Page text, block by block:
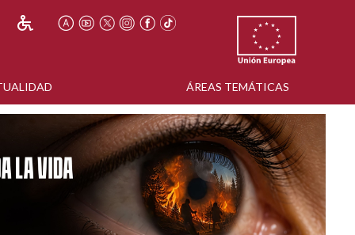
ÁREAS TEMÁTICAS